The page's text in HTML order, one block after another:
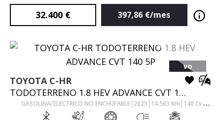
32.400 € 397,86 €/mes
VO
TOYOTA C-HR
TODOTERRENO 1.8 HEV ADVANCE CVT 140 5P
GASOLINA/ELECTRICO NO ENCHUFABLE 2025 14.563 Km 140 Cv
AUTOMÁTICO